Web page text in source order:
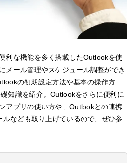
利な機能を多く搭載したOutlookを使
メール管理やスケジュール調整ができ
の初期設定方法や基本の操作方
知識を紹介。Outlookをさらに便利に
アプリの使い方や、Outlookとの連携
なども取り上げているので、ぜひ参